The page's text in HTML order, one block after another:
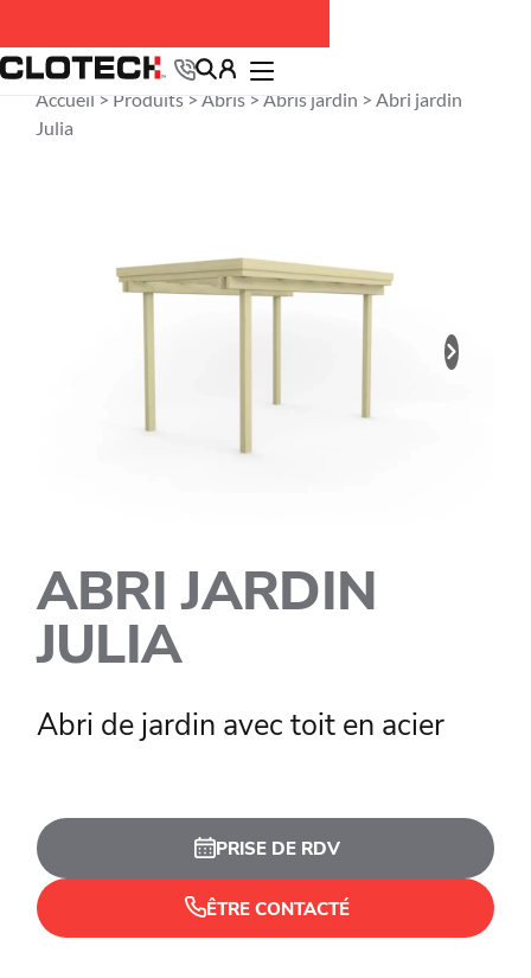
Accueil > Produits> Abris> Abris jardin > Abri jardin
Julia
ABRI JARDIN
JULIA
Abri de jardin avec toit en acier
PRISE DE RDV
ÊTRE CONTACTÉ